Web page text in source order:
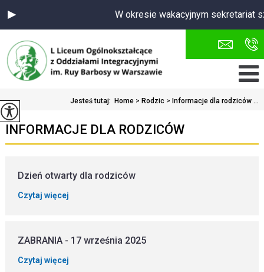
W okresie wakacyjnym sekretariat
Jesteś tutaj: Home > Rodzic > Informacje dla rodziców ...
INFORMACJE DLA RODZICÓW
Dzień otwarty dla rodziców
Czytaj więcej
ZABRANIA - 17 września 2025
Czytaj więcej